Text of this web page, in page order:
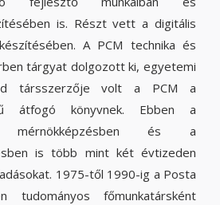
is. Részt vett a digitális
A PCM technika és
tárgyat dolgozott ki, egyetemi
társszerzője volt a PCM a
átfogó könyvnek. Ebben a
és a
is több mint két évtizeden
1975-től 1990-ig a Posta
tudományos főmunkatársként